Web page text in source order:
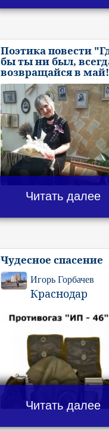
Поэтика повести
бы ты ни был,
возвращайся в
Читать далее
Чудесное спасение
Игорь Горбачев
Краснодар
Читать далее